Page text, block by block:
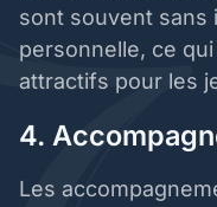
sont souvent sans
personnelle, ce
attractifs pour les
4.
Les